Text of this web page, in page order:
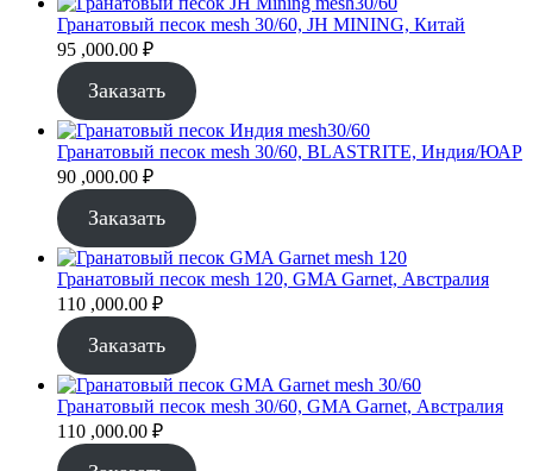
,000.00 ₽.
Гранатовый песок mesh 30/60, JH MINING, Китай
95 ,000.00 ₽
Заказать
Гранатовый песок mesh 30/60, BLASTRITE, Индия/ЮАР
90 ,000.00 ₽
Заказать
Гранатовый песок mesh 120, GMA Garnet, Австралия
110 ,000.00 ₽
Заказать
Гранатовый песок mesh 30/60, GMA Garnet, Австралия
110 ,000.00 ₽